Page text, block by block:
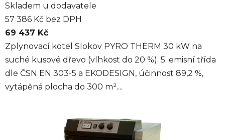
Skladem u dodavatele
57 386 Kč bez DPH
69 437 Kč
Zplynovací kotel Slokov PYRO THERM 30 kW na
suché kusové dřevo (vlhkost do 20 %). 5. emisní třída
dle ČSN EN 303-5 a EKODESIGN, účinnost 89,2 %,
vytápěná plocha do 300 m²....